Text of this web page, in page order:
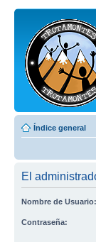
Índice general
El
Nombre de Usuario:
Contraseña: